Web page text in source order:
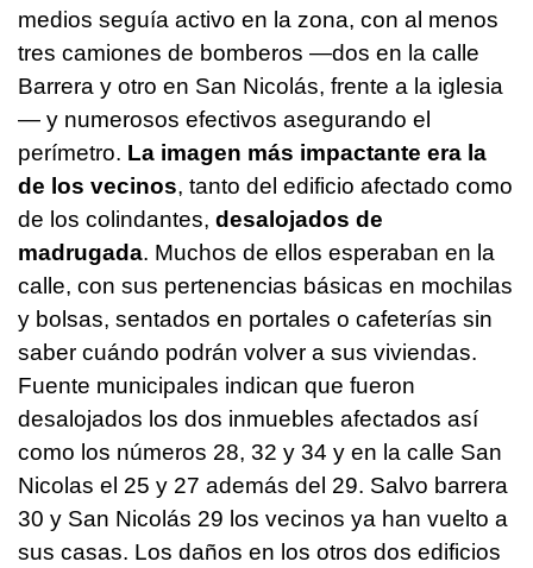
medios seguía activo en la zona, con al menos
tres camiones de bomberos —dos en la calle
Barrera y otro en San Nicolás, frente a la iglesia
— y numerosos efectivos asegurando el
perímetro. La imagen más impactante era la
de los vecinos, tanto del edificio afectado como
de los colindantes, desalojados de
madrugada. Muchos de ellos esperaban en la
calle, con sus pertenencias básicas en mochilas
y bolsas, sentados en portales o cafeterías sin
saber cuándo podrán volver a sus viviendas.
Fuente municipales indican que fueron
desalojados los dos inmuebles afectados así
como los números 28, 32 y 34 y en la calle San
Nicolas el 25 y 27 además del 29. Salvo barrera
30 y San Nicolás 29 los vecinos ya han vuelto a
sus casas. Los daños en los otros dos edificios